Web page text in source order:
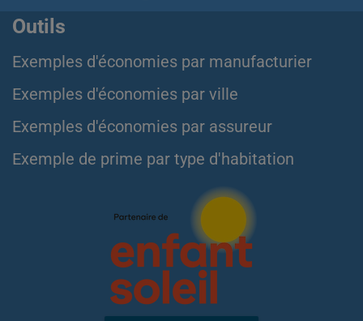
Outils
Exemples d'économies par manufacturier
Exemples d'économies par ville
Exemples d'économies par assureur
Exemple de prime par type d'habitation